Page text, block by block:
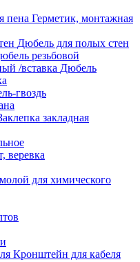
Герметик, монтажная
Дюбель для полых стен
резьбовой
Дюбель
гвоздь
закладная
веревка
для химического
Кронштейн для кабеля